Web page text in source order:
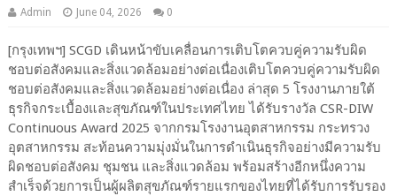
Admin June 04, 2026 0
[กรุงเทพฯ] SCGD เดินหน้าขับเคลื่อนการเติบโตควบคู่ความรับผิด
ชอบต่อสังคมและสิ่งแวดล้อมอย่างต่อเนื่องเติบโตควบคู่ความรับผิด
ชอบต่อสังคมและสิ่งแวดล้อมอย่างต่อเนื่อง ล่าสุด 5 โรงงานภายใต้
ธุรกิจกระเบื้องและสุขภัณฑ์ในประเทศไทย ได้รับรางวัล CSR-DIW
Continuous Award 2025 จากกรมโรงงานอุตสาหกรรม กระทรวง
อุตสาหกรรม สะท้อนความมุ่งมั่นในการดำเนินธุรกิจอย่างมีความรับ
ผิดชอบต่อสังคม ชุมชน และสิ่งแวดล้อม พร้อมสร้างอีกหนึ่งความ
สำเร็จด้วยการเป็นผู้ผลิตสุขภัณฑ์รายแรกของไทยที่ได้รับการรับรอง